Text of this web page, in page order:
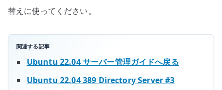
替えに使ってください。
関連する記事
Ubuntu 22.04 サーバー管理ガイドへ戻る
Ubuntu 22.04 389 Directory Server #3